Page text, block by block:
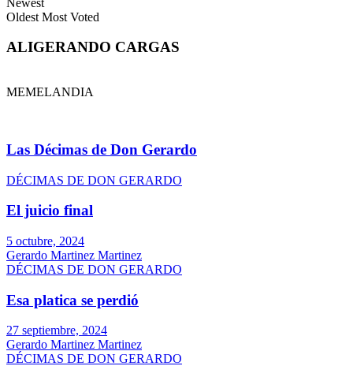
Oldest Most Voted
ALIGERANDO CARGAS
MEMELANDIA
Las Décimas de Don Gerardo
DÉCIMAS DE DON GERARDO
El juicio final
5 octubre, 2024
Gerardo Martinez Martinez
DÉCIMAS DE DON GERARDO
Esa platica se perdió
27 septiembre, 2024
Gerardo Martinez Martinez
DÉCIMAS DE DON GERARDO